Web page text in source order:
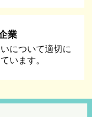
業
について適切に
います。